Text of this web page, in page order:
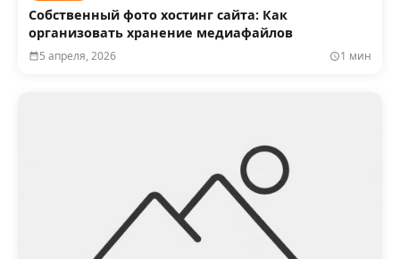
Собственный фото хостинг сайта: Как
организовать хранение медиафайлов
5 апреля, 2026 1 мин